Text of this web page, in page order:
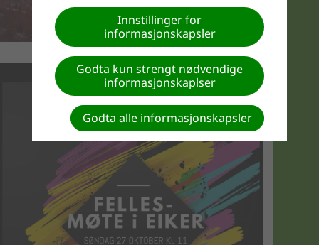
Innstillinger for
informasjonskapsler
Godta kun strengt nødvendige
informasjonskaplser
Godta alle informasjonskapsler